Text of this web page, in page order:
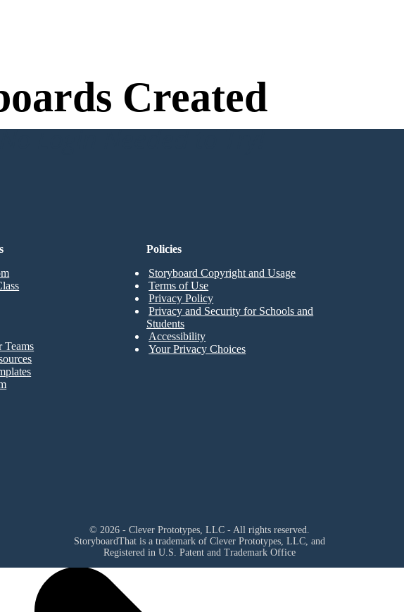
Created
Login Needed to Try!
Teams
Policies
Storyboard Copyright and Usage
Terms of Use
Privacy Policy
Privacy and Security for Schools and
Students
Accessibility
Your Privacy Choices
© 2026 - Clever Prototypes, LLC - All rights reserved.
StoryboardThat is a trademark of Clever Prototypes, LLC, and
Registered in U.S. Patent and Trademark Office